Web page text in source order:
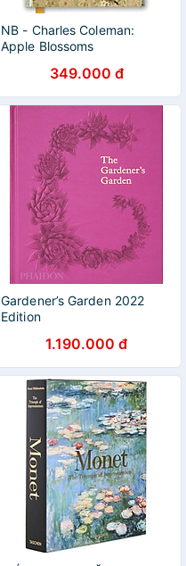
NB - Charles Coleman:
Apple Blossoms
349.000 đ
Gardener’s Garden 2022
Edition
1.190.000 đ